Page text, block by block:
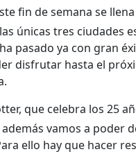
fin de semana se
únicas tres ciudades
pasado ya con gran
disfrutar hasta el
que celebra los 25
vamos a poder
ello hay que hacer